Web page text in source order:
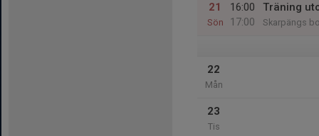
21
Sön
16:00
17:00
Träning
Skarpängs
22
Mån
23
Tis